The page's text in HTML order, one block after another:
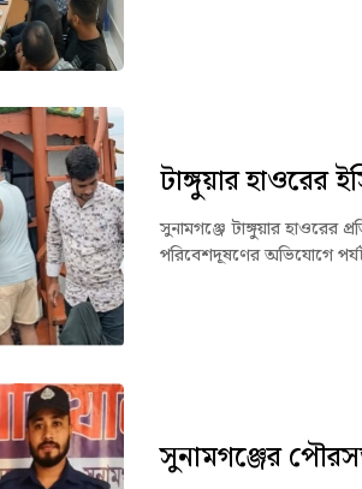
টাঙ্গুয়ার হাওরের
সুনামগঞ্জে টাঙ্গুয়ার হাওরের
পরিবেশদূষণের অভিযোগে
সুনামগঞ্জের